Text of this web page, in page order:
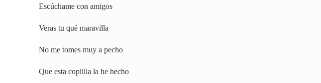
Escúchame con amigos
Veras tu qué maravilla
No me tomes muy a pecho
Que esta coplilla la he hecho